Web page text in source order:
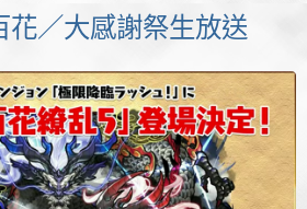
花／大感謝祭生放送